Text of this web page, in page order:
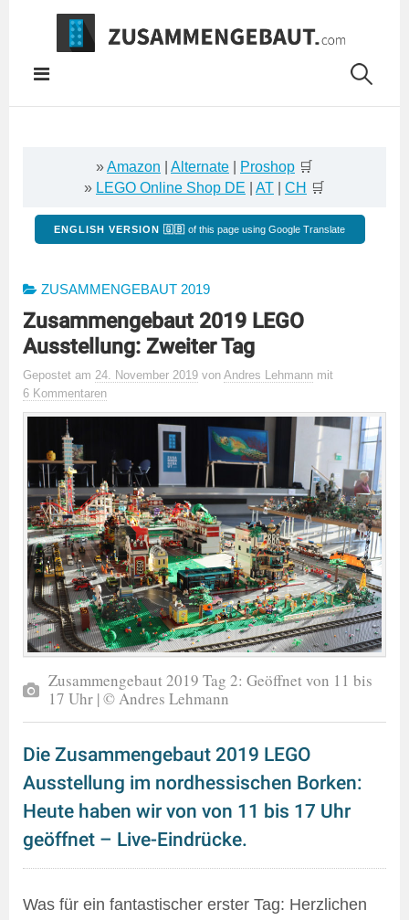
Springe
Inhalt
»Amazon Alternate Proshop 🛒
» LEGO Online Shop DE AT CH 🛒
ENGLISH VERSION 🇬🇧 of this page using Google Translate
ZUSAMMENGEBAUT 2019
Zusammengebaut 2019 LEGO
Ausstellung: Zweiter Tag
Gepostet am 24. November 2019 von Andres Lehmann mit
6 Kommentaren
Zusammengebaut 2019 Tag 2: Geöffnet von 11 bis
17 Uhr | © Andres Lehmann
Die Zusammengebaut 2019 LEGO
Ausstellung im nordhessischen Borken:
Heute haben wir von von 11 bis 17 Uhr
geöffnet – Live-Eindrücke.
Was für ein fantastischer erster Tag: Herzlichen